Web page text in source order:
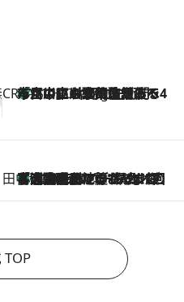
CREA'S CHOICE
11 Hours Ago
「立川にも歌舞伎があるんだよ」 片岡仁左衛門・市川中車ら豪華座組みで4年目の立川立飛歌舞伎へ
田中稲の勝手に再ブーム
2026.8.7
「湘南乃風に憧れて」観客大盛上がりの“タオル回し”に、ラッパー顔負けの高速歌唱まで…さだまさし（74）のアグレッシブすぎる現在地
TOP